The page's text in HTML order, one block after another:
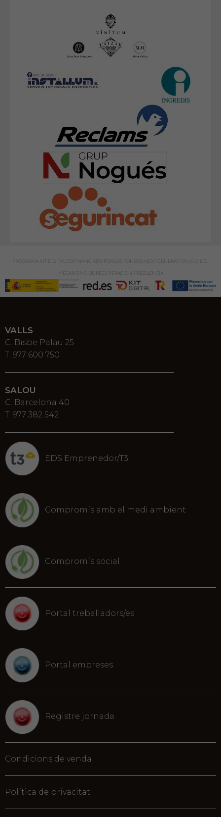
PROGRAMA KIT DIGITAL COFINANCIADO POR LOS FONDOS NEXT GENERATION (EU) DEL
MECANISMO DE RECUPERACIÓN Y RESILENCIA
VALLS
C. Bisbe Palau 25
T. 977 600 750
SALOU
C. Barcelona 40
T. 977 382 542
EDS Emprenedor/T3
Compromís amb el medi ambient
Compromís social
Portal treballadors/es
Portal empreses
Registre jornada
Condicions de venda
Política de privacitat